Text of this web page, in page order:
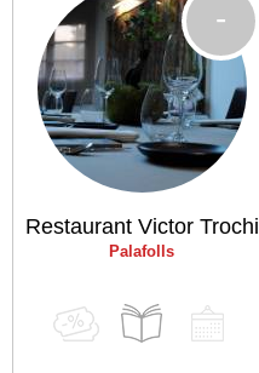
Restaurant Victor Trochi
Palafolls
-